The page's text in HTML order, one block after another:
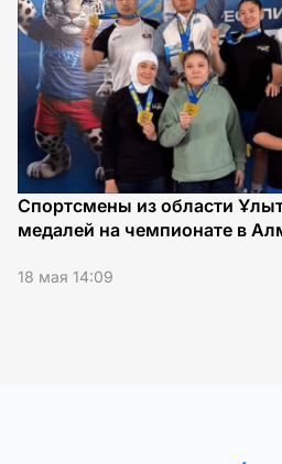
Спортсмены из области
медалей на чемпионате в
18 мая 14:09